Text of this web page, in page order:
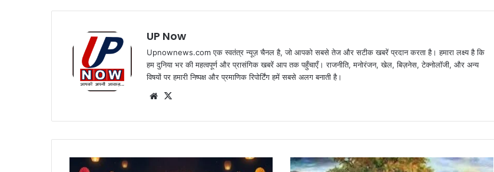
UP Now
Upnownews.com एक स्वतंत्र न्यूज़ चैनल है, जो आपको सबसे तेज और सटीक खबरें प्रदान करता है। हमारा लक्ष्य है कि
हम दुनिया भर की महत्वपूर्ण और प्रासंगिक खबरें आप तक पहुँचाएँ। राजनीति, मनोरंजन, खेल, बिज़नेस, टेक्नोलॉजी, और अन्य
विषयों पर हमारी निष्पक्ष और प्रमाणिक रिपोर्टिंग हमें सबसे अलग बनाती है।
Website